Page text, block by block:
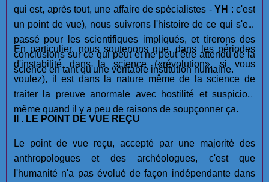
qui est, après tout, une affaire de spécialistes - YH : c'est
un point de vue), nous suivrons l'histoire de ce qui s'est
passé pour les scientifiques impliqués, et tirerons des
conclusions sur ce qui peut et ne peut être attendu de la
science en tant qu'une véritable institution humaine.
En particulier, nous soutenons que, dans les périodes
d'instabilité dans la science («révolution», si vous
voulez), il est dans la nature même de la science de
traiter la preuve anormale avec hostilité et suspicion,
même quand il y a peu de raisons de soupçonner ça.
II . LE POINT DE VUE REÇU
Le point de vue reçu, accepté par une majorité des
anthropologues et des archéologues, c'est que
l'humanité n'a pas évolué de façon indépendante dans